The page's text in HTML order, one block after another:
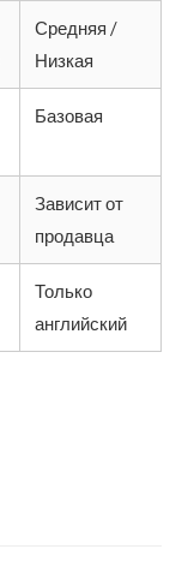
Средняя /
Низкая
Базовая
Зависит от
продавца
Только
английский